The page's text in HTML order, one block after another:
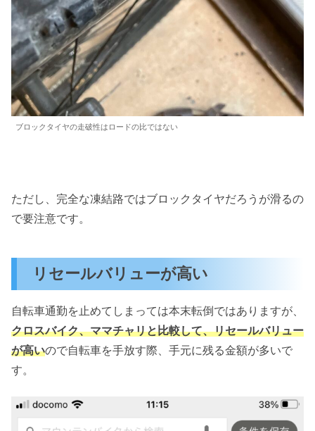
ブロックタイヤの走破性はロードの比ではない
ただし、完全な凍結路ではブロックタイヤだろうが滑るの
で要注意です。
リセールバリューが高い
自転車通勤を止めてしまっては本末転倒ではありますが、
クロスバイク、ママチャリと比較して、リセールバリュー
が高いので自転車を手放す際、手元に残る金額が多いで
す。